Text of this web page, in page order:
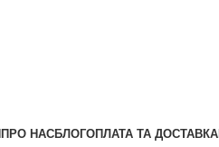
ПРО НАСБЛОГОПЛАТА ТА ДОСТАВКА